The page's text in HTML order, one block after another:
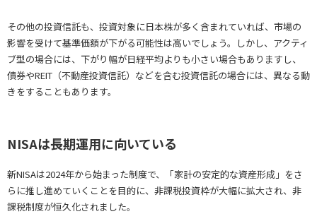
その他の投資信託も、投資対象に日本株が多く含まれていれば、市場の
影響を受けて基準価額が下がる可能性は高いでしょう。しかし、アクティ
ブ型の場合には、下がり幅が日経平均よりも小さい場合もありますし、
債券やREIT（不動産投資信託）などを含む投資信託の場合には、異なる動
きをすることもあります。
NISAは長期運用に向いている
新NISAは2024年から始まった制度で、「家計の安定的な資産形成」をさ
らに推し進めていくことを目的に、非課税投資枠が大幅に拡大され、非
課税制度が恒久化されました。